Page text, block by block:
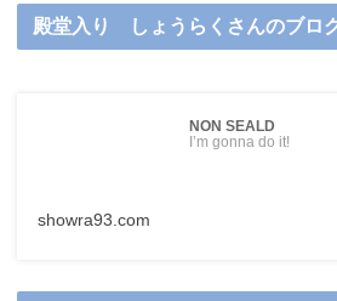
殿堂入り しょうらくさんのブロ
NON SEALD
I’m gonna do it!
showra93.com